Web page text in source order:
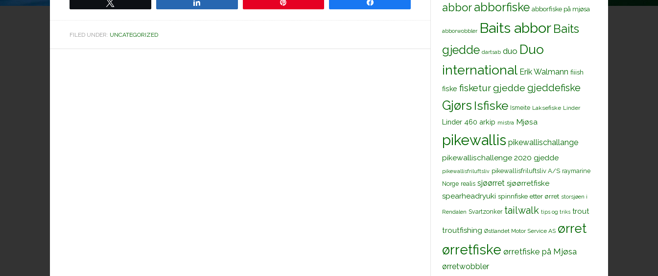
FILED UNDER: UNCATEGORIZED
abborabborfiske abborfiske på mjøsa
abborwobbler Baits abbor Baits
gjedde dartsab duo Duo
international Erik Walmann fiiish
fiske fisketurgjedde gjeddefiske
Gjørs Isfiske Ismeite Laksefiske Linder
Linder 460 arkip mistra Mjøsa
pikewallis pikewallischallange
pikewallischallenge 2020 gjedde
pikewallisfriluftsliv pikewallisfriluftsliv A/S raymarine
Norge realis sjøørret sjøørretfiske
spearheadryuki spinnfiske etter ørret storsjøen i
Rendalen Svartzonker tailwalk tips og triks trout
troutfishing Østlandet Motor Service AS ørret
ørretfiske ørretfiske på Mjøsa
ørretwobbler